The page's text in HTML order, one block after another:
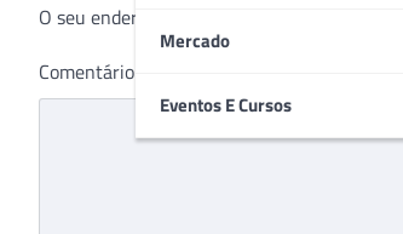
Mercado
Eventos E Cursos
O seu endereço de e-mail não será publicado.
Comentário